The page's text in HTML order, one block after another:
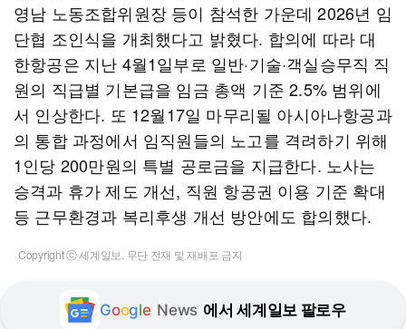
영남 노동조합위원장 등이 참석한 가운데 2026년 임
단협 조인식을 개최했다고 밝혔다. 합의에 따라 대
한항공은 지난 4월1일부로 일반·기술·객실승무직 직
원의 직급별 기본급을 임금 총액 기준 2.5% 범위에
서 인상한다. 또 12월17일 마무리될 아시아나항공과
의 통합 과정에서 임직원들의 노고를 격려하기 위해
1인당 200만원의 특별 공로금을 지급한다. 노사는
승격과 휴가 제도 개선, 직원 항공권 이용 기준 확대
등 근무환경과 복리후생 개선 방안에도 합의했다.
Copyright ⓒ 세계일보. 무단 전재 및 재배포 금지
Google News 에서 세계일보 팔로우